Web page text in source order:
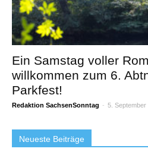
Ein Samstag voller
willkommen zum 6.
Parkfest!
Redaktion SachsenSonntag - 5. September
Neueste Beiträge